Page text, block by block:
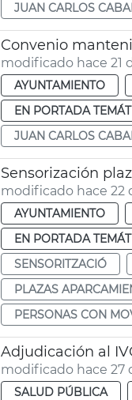
JUAN CARLOS
Convenio
modificado hace 21
AYUNTAMIENTO
EN PORTADA
JUAN CARLOS
Sensorización
modificado hace 22
AYUNTAMIENTO
EN PORTADA
SENSORITZACIÓ
PLAZAS
PERSONAS CON
Adjudicación al
modificado hace 27
SALUD PÚBLICA